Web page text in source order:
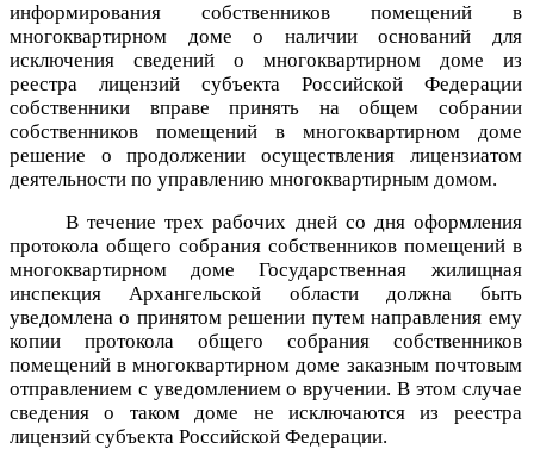
информирования собственников помещений в
многоквартирном доме о наличии оснований для
исключения сведений о многоквартирном доме из
реестра лицензий субъекта Российской Федерации
собственники вправе принять на общем собрании
собственников помещений в многоквартирном доме
решение о продолжении осуществления лицензиатом
деятельности по управлению многоквартирным домом.
В течение трех рабочих дней со дня оформления
протокола общего собрания собственников помещений в
многоквартирном доме Государственная жилищная
инспекция Архангельской области должна быть
уведомлена о принятом решении путем направления ему
копии протокола общего собрания собственников
помещений в многоквартирном доме заказным почтовым
отправлением с уведомлением о вручении. В этом случае
сведения о таком доме не исключаются из реестра
лицензий субъекта Российской Федерации.